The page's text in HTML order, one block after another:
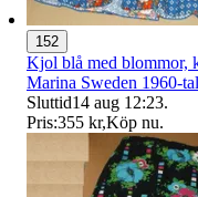
152
Kjol blå med blommor,
Marina Sweden 1960-tal
Sluttid14 aug 12:23.
Pris:355 kr,Köp nu.